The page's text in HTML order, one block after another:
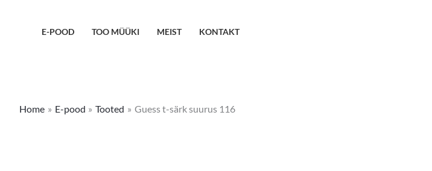
E-POOD TOO MÜÜKI MEIST KONTAKT
Home E-pood Tooted Guess t-särk suurus 116